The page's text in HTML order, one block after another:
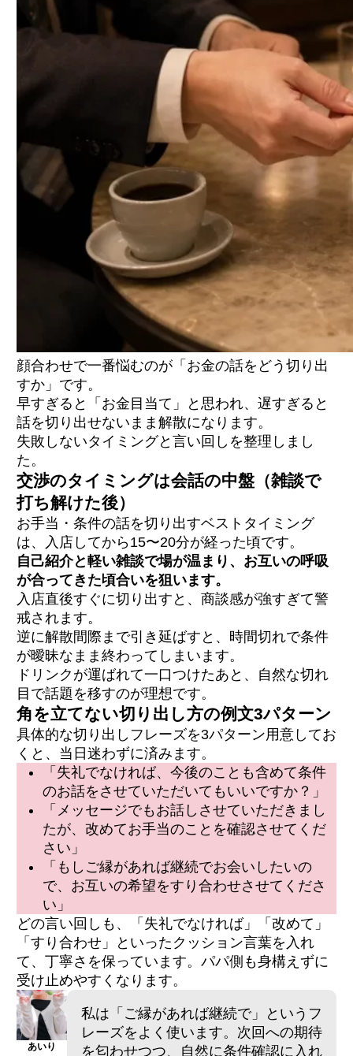
顔合わせで一番悩むのが「お金の話をどう切り出
すか」です。
早すぎると「お金目当て」と思われ、遅すぎると
話を切り出せないまま解散になります。
失敗しないタイミングと言い回しを整理しまし
た。
交渉のタイミングは会話の中盤（雑談で
打ち解けた後）
お手当・条件の話を切り出すベストタイミング
は、入店してから15〜20分が経った頃です。
自己紹介と軽い雑談で場が温まり、お互いの呼吸
が合ってきた頃合いを狙います。
入店直後すぐに切り出すと、商談感が強すぎて警
戒されます。
逆に解散間際まで引き延ばすと、時間切れで条件
が曖昧なまま終わってしまいます。
ドリンクが運ばれて一口つけたあと、自然な切れ
目で話題を移すのが理想です。
角を立てない切り出し方の例文3パターン
具体的な切り出しフレーズを3パターン用意してお
くと、当日迷わずに済みます。
「失礼でなければ、今後のことも含めて条件
のお話をさせていただいてもいいですか？」
「メッセージでもお話しさせていただきまし
たが、改めてお手当のことを確認させてくだ
さい」
「もしご縁があれば継続でお会いしたいの
で、お互いの希望をすり合わせさせてくださ
い」
どの言い回しも、「失礼でなければ」「改めて」
「すり合わせ」といったクッション言葉を入れ
て、丁寧さを保っています。パパ側も身構えずに
受け止めやすくなります。
あいり
私は「ご縁があれば継続で」というフ
レーズをよく使います。次回への期待
を匂わせつつ、自然に条件確認に入れ